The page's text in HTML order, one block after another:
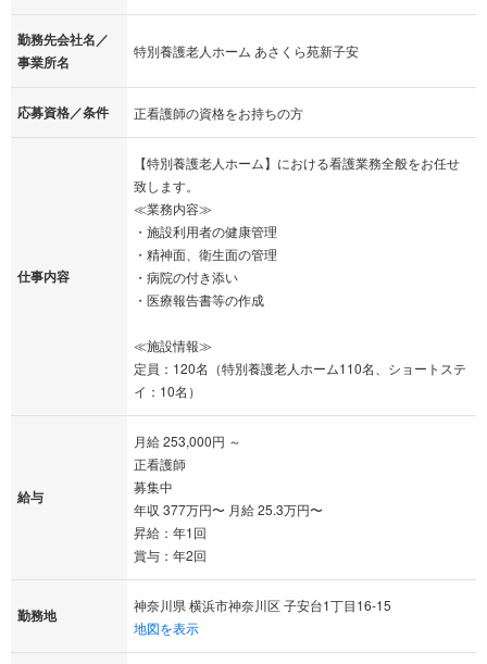
勤務先会社名／
事業所名
特別養護老人ホーム あさくら苑新子安
応募資格／条件 正看護師の資格をお持ちの方
仕事内容
【特別養護老人ホーム】における看護業務全般をお任せ
致します。
≪業務内容≫
・施設利用者の健康管理
・精神面、衛生面の管理
・病院の付き添い
・医療報告書等の作成
≪施設情報≫
定員：120名（特別養護老人ホーム110名、ショートステ
イ：10名）
給与
月給 253,000円 ～
正看護師
募集中
年収 377万円〜 月給 25.3万円〜
昇給：年1回
賞与：年2回
勤務地
神奈川県 横浜市神奈川区 子安台1丁目16-15
地図を表示